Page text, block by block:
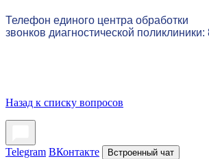
Телефон единого центра обработки
звонков диагностической
Назад к списку вопросов
Telegram ВКонтакте Встроенный чат